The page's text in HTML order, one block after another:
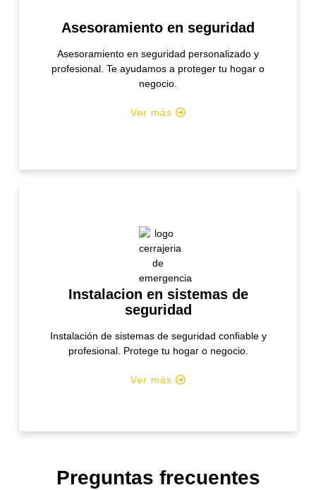
Asesoramiento en seguridad
Asesoramiento en seguridad personalizado y
profesional. Te ayudamos a proteger tu hogar o
negocio.
Ver más
Instalacion en sistemas de
seguridad
Instalación de sistemas de seguridad confiable y
profesional. Protege tu hogar o negocio.
Ver más
Preguntas frecuentes